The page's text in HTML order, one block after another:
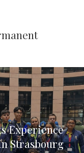
Experience
Strasbourg